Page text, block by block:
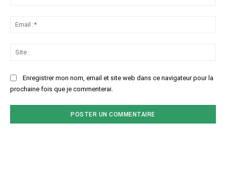
Enregistrer mon nom, email et site web dans ce navigateur pour la
prochaine fois que je commenterai.